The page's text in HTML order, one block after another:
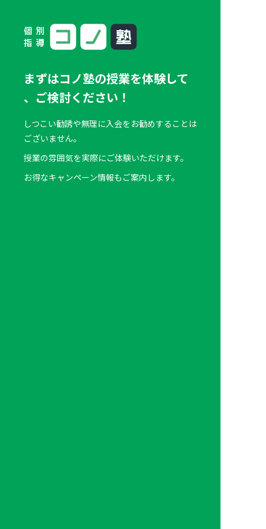
まずはコノ塾の授業を体験して
、 ご検討ください！
しつこい勧誘や無理に入会をお勧めすることは
ございません。
授業の雰囲気を実際にご体験いただけます。
お得なキャンペーン情報もご案内します。